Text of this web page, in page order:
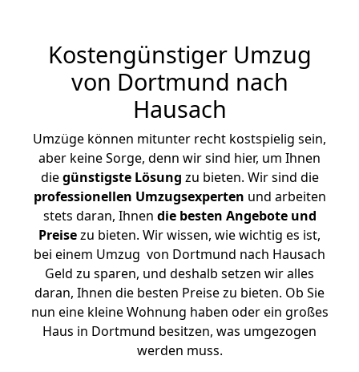
Kostengünstiger Umzug
von Dortmund nach
Hausach
Umzüge können mitunter recht kostspielig sein,
aber keine Sorge, denn wir sind hier, um Ihnen
diegünstigste Lösung zu bieten. Wir sind die
professionellen Umzugsexperten und arbeiten
stets daran, Ihnen die besten Angebote und
Preisezu bieten. Wir wissen, wie wichtig es ist,
bei einem Umzug von Dortmund nach Hausach
Geld zu sparen, und deshalb setzen wir alles
daran, Ihnen die besten Preise zu bieten. Ob Sie
nun eine kleine Wohnung haben oder ein großes
Haus in Dortmund besitzen, was umgezogen
werden muss.